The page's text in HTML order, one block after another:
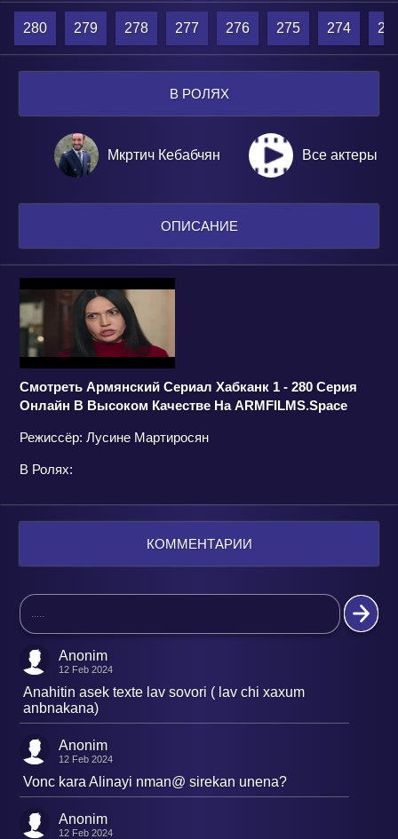
280 279 278 277 276 275 274
В РОЛЯХ
Мкртич Кебабчян Все актеры
ОПИСАНИЕ
Смотреть Армянский Сериал Хабканк 1 - 280 Серия
Онлайн В Высоком Качестве На ARMFILMS.space
Режиссёр: Лусине Мартиросян
В Ролях:
КОММЕНТАРИИ
Anonim
12 Feb 2024
Anahitin asek texte lav sovori ( lav chi xaxum
anbnakana)
Anonim
12 Feb 2024
Vonc kara Alinayi nman@ sirekan unena?
Anonim
12 Feb 2024